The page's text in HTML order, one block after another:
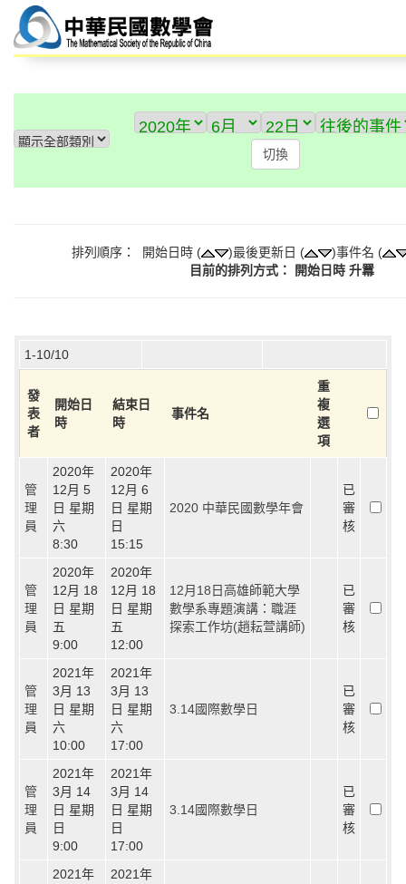
排列順序： 開始日時 ( )最後更新日 (
)事件名 (
目前的排列方式： 開始日時 升羃
1-10/10
發
表
者
開始日
時
結束日
時
事件名
重
複
選
項
管
理
員
2020年
12月 5
日 星期
六
8:30
2020年
12月 6
日 星期
日
15:15
2020 中華民國數學年會
已
審
核
管
理
員
2020年
12月 18
日 星期
五
9:00
2020年
12月 18
日 星期
五
12:00
12月18日高雄師範大學
數學系專題演講：職涯
探索工作坊(趙耘萱講師)
已
審
核
管
理
員
2021年
3月 13
日 星期
六
10:00
2021年
3月 13
日 星期
六
17:00
3.14國際數學日
已
審
核
管
理
員
2021年
3月 14
日 星期
日
9:00
2021年
3月 14
日 星期
日
17:00
3.14國際數學日
已
審
核
2021年
2021年